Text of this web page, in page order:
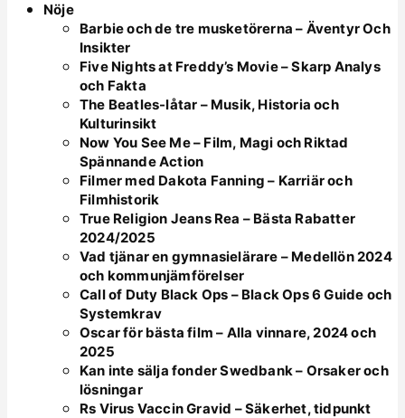
Nöje
Barbie och de tre musketörerna – Äventyr Och
Insikter
Five Nights at Freddy’s Movie – Skarp Analys
och Fakta
The Beatles-låtar – Musik, Historia och
Kulturinsikt
Now You See Me – Film, Magi och Riktad
Spännande Action
Filmer med Dakota Fanning – Karriär och
Filmhistorik
True Religion Jeans Rea – Bästa Rabatter
2024/2025
Vad tjänar en gymnasielärare – Medellön 2024
och kommunjämförelser
Call of Duty Black Ops – Black Ops 6 Guide och
Systemkrav
Oscar för bästa film – Alla vinnare, 2024 och
2025
Kan inte sälja fonder Swedbank – Orsaker och
lösningar
Rs Virus Vaccin Gravid – Säkerhet, tidpunkt